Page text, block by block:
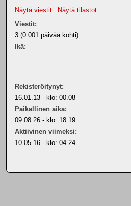
Näytä viestit
Näytä tilastot
Viestit:
3 (0.001 päivää kohti)
Ikä:
-
Rekisteröitynyt:
16.01.13 - klo: 00.08
Paikallinen aika:
09.08.26 - klo: 18.19
Aktiivinen viimeksi:
10.05.16 - klo: 04.24